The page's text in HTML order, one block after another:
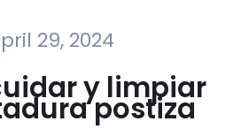
29, 2024
y limpiar
postiza